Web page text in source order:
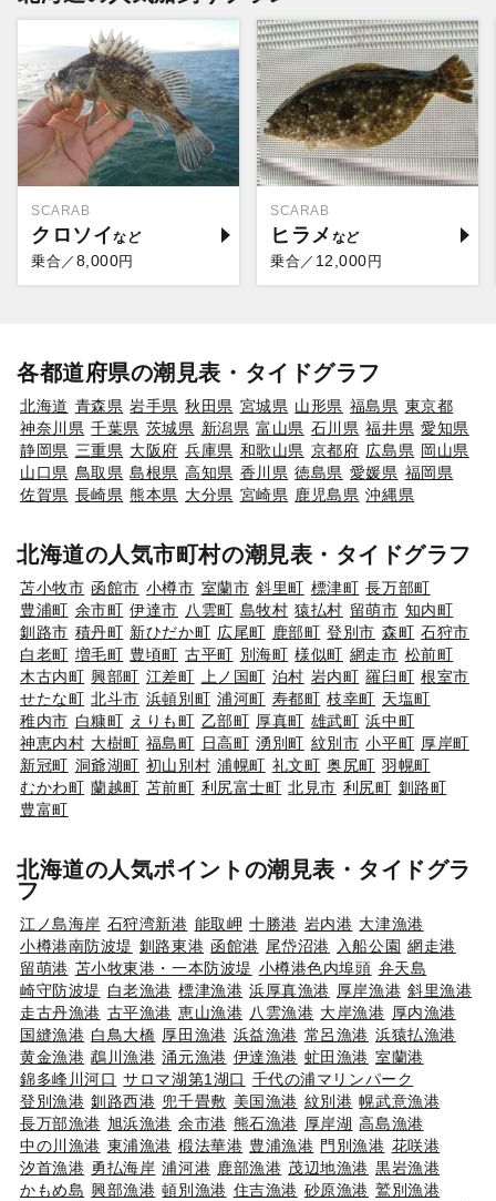
SCARAB
クロソイ
乗合／ 8,000円
SCARAB
ヒラメ
乗合／ 12,000円
各都道府県の潮見表・タイドグラフ
北海道 青森県 岩手県 秋田県 宮城県 山形県 福島県 東京都
神奈川県 千葉県 茨城県 新潟県 富山県 石川県 福井県 愛知県
静岡県 三重県 大阪府 兵庫県 和歌山県 京都府 広島県 岡山県
山口県 鳥取県 島根県 高知県 香川県 徳島県 愛媛県 福岡県
佐賀県 長崎県 熊本県 大分県 宮崎県 鹿児島県 沖縄県
北海道の人気市町村の潮見表・タイドグラフ
苫小牧市 函館市 小樽市 室蘭市 斜里町 標津町 長万部町
豊浦町 余市町 伊達市 八雲町 島牧村 猿払村 留萌市 知内町
釧路市 積丹町 新ひだか町 広尾町 鹿部町 登別市 森町 石狩市
白老町 増毛町 豊頃町 古平町 別海町 様似町 網走市 松前町
木古内町 興部町 江差町 上ノ国町 泊村 岩内町 羅臼町 根室市
せたな町 北斗市 浜頓別町 浦河町 寿都町 枝幸町 天塩町
稚内市 白糠町 えりも町 乙部町 厚真町 雄武町 浜中町
神恵内村 大樹町 福島町 日高町 湧別町 紋別市 小平町 厚岸町
新冠町 洞爺湖町 初山別村 浦幌町 礼文町 奥尻町 羽幌町
むかわ町 蘭越町 苫前町 利尻富士町 北見市 利尻町 釧路町
豊富町
北海道の人気ポイントの潮見表・タイドグラ
フ
江ノ島海岸 石狩湾新港 能取岬 十勝港 岩内港 大津漁港
小樽港南防波堤 釧路東港 函館港 尾岱沼港 入船公園 網走港
留萌港 苫小牧東港・一本防波堤 小樽港色内埠頭 弁天島
崎守防波堤 白老漁港 標津漁港 浜厚真漁港 厚岸漁港 斜里漁港
走古丹漁港 古平漁港 恵山漁港 八雲漁港 大岸漁港 厚内漁港
国縫漁港 白鳥大橋 厚田漁港 浜益漁港 常呂漁港 浜猿払漁港
黄金漁港 鵡川漁港 涌元漁港 伊達漁港 虻田漁港 室蘭港
錦多峰川河口 サロマ湖第1湖口 千代の浦マリンパーク
登別漁港 釧路西港 兜千畳敷 美国漁港 紋別港 幌武意漁港
長万部漁港 旭浜漁港 余市港 熊石漁港 厚岸湖 高島漁港
中の川漁港 東浦漁港 椴法華港 豊浦漁港 門別漁港 花咲港
汐首漁港 勇払海岸 浦河港 鹿部漁港 茂辺地漁港 黒岩漁港
かもめ島 興部漁港 頓別漁港 住吉漁港 砂原漁港 鷲別漁港